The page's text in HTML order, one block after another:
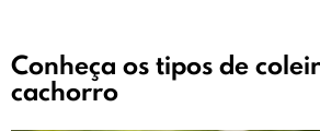
Conheça os tipos de
cachorro